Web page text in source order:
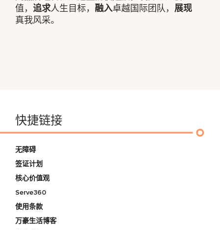
值，追求人生目标， 融入卓越国际团队， 展现
真我风采。
快捷链接
无障碍
签证计划
核心价值观
Serve360
使用条款
万豪生活博客